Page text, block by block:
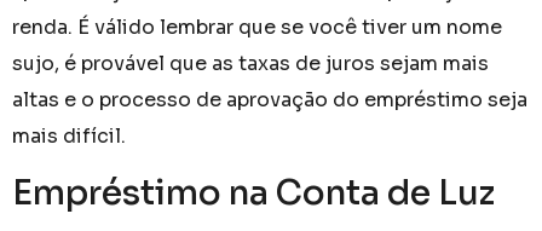
renda. É válido lembrar que se você tiver um nome
sujo, é provável que as taxas de juros sejam mais
altas e o processo de aprovação do empréstimo seja
mais difícil.
Empréstimo na Conta de Luz